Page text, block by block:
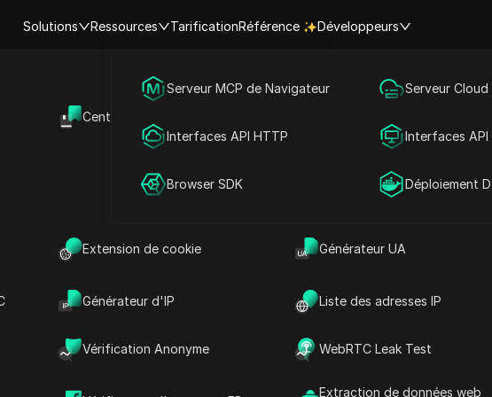
Solutions
Marketing des médias sociaux
Publicité
Partage de compte
Ressources
Centre d'aide
Extension de cookie Générateur UA
Générateur d'IP Liste des adresses IP
Vérification Anonyme WebRTC Leak Test
Extraction de données web
TarificationRéférence Développeurs
Serveur MCP de Navigateur Serveur Cloud
Interfaces API HTTP Interfaces API
Browser SDK Déploiement
les restrictions de Souhait et
pays/régions.
Contourner les
restrictions en Bulgarie
Antidetect
Contourner les
restrictions en
Wish + Antidetect
+